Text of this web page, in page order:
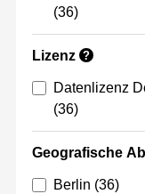
(36)
Lizenz ?
Datenlizenz
(36)
Geografische
Berlin (36)